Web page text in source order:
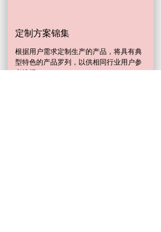
定制方案锦集
根据用户需求定制生产的产品，将具有典
型特色的产品罗列，以供相同行业用户参
考选择。